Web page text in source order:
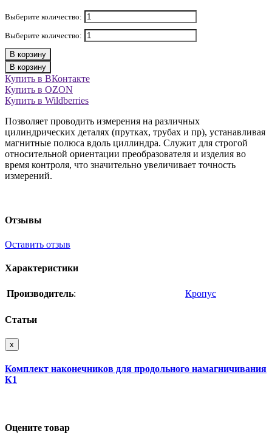
Выберите количество:
Выберите количество:
В корзину
В корзину
Купить в ВКонтакте
Купить в OZON
Купить в Wildberries
Позволяет проводить измерения на различных
цилиндрических деталях (прутках, трубах и пр), устанавливая
магнитные полюса вдоль циллиндра. Служит для строгой
относительной ориентации преобразователя и изделия во
время контроля, что значительно увеличивает точность
измерений.
Отзывы
Оставить отзыв
Характеристики
Производитель: Кропус
Статьи
x
Комплект наконечников для продольного намагничивания
К1
Оцените товар